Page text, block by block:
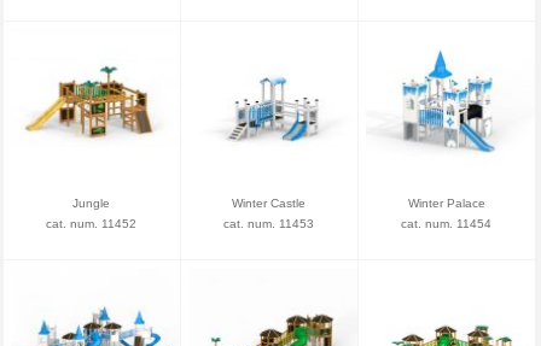
Jungle
cat. num. 11452
Winter Castle
cat. num. 11453
Winter Palace
cat. num. 11454